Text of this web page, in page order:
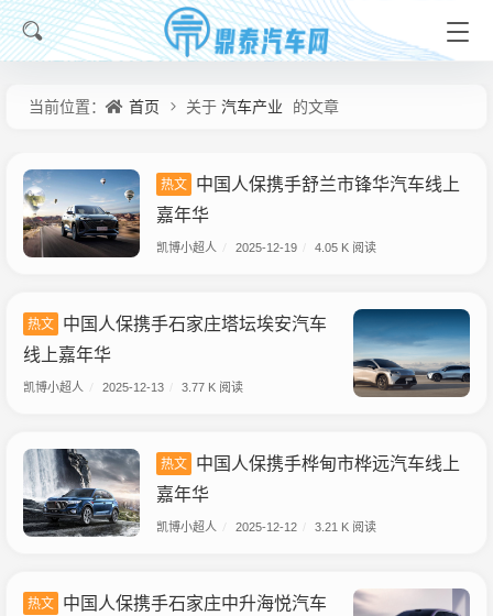
当前位置： 首页 关于 汽车产业 的文章
热文 中国人保携手舒兰市锋华汽车线上
嘉年华
凯博小超人 2025-12-19 4.05 K 阅读
热文 中国人保携手石家庄塔坛埃安汽车
线上嘉年华
凯博小超人 2025-12-13 3.77 K 阅读
热文 中国人保携手桦甸市桦远汽车线上
嘉年华
凯博小超人 2025-12-12 3.21 K 阅读
热文 中国人保携手石家庄中升海悦汽车